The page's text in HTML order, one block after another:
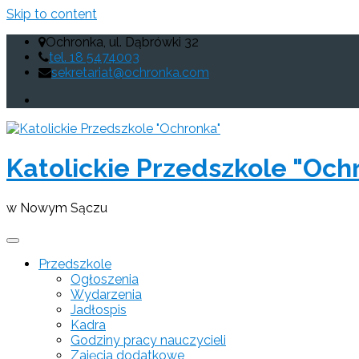
Skip to content
Ochronka, ul. Dąbrówki 32
tel. 18 5474003
sekretariat@ochronka.com
Katolickie Przedszkole
w Nowym Sączu
Przedszkole
Ogłoszenia
Wydarzenia
Jadłospis
Kadra
Godziny pracy nauczycieli
Zajęcia dodatkowe